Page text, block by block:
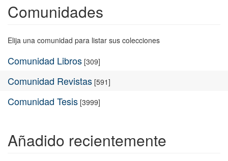
Comunidades
Elija una comunidad para listar sus colecciones
Comunidad Libros [309]
Comunidad Revistas [591]
Comunidad Tesis [3999]
Añadido recientemente